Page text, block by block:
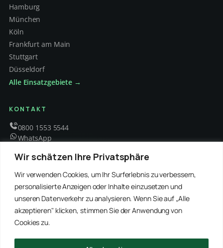
Wir schätzen Ihre Privatsphäre
Wir verwenden Cookies, um Ihr Surferlebnis zu verbessern,
personalisierte Anzeigen oder Inhalte einzusetzen und
unseren Datenverkehr zu analysieren. Wenn Sie auf „Alle
akzeptieren" klicken, stimmen Sie der Anwendung von
Cookies zu.
Hamburg
München
Köln
Frankfurt am Main
Stuttgart
Düsseldorf
Alle Einsatzgebiete →
KONTAKT
0800 1553 5544
WhatsApp
Mo – Fr 8 – 18 Uhr
EMPFOHLENE PARTNER
WinRei24 Dienstleistungen
Winterdienst Profi NRW
Winterdienst Niedersachsen
Winterdienst Hansa
Winterdienst Freitag